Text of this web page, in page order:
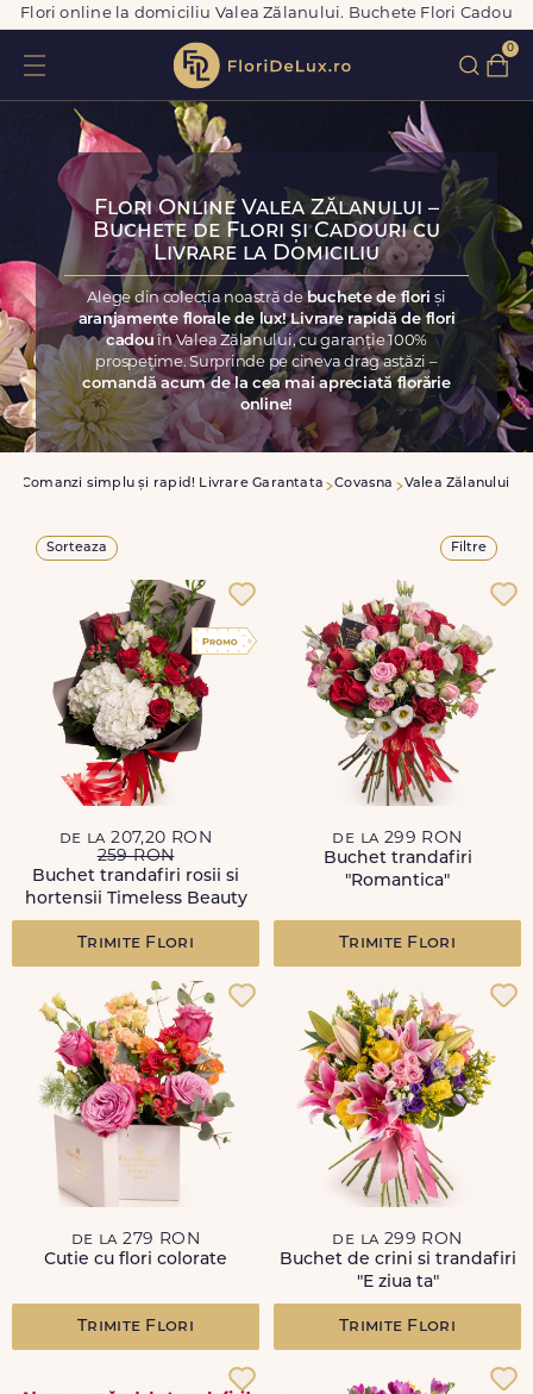
Flori online la domiciliu Valea Zălanului. Buchete Flori Cadou
0
Flori Online Valea Zălanului –
Buchete de Flori și Cadouri cu
Livrare la Domiciliu
Alege din colecția noastră de buchete de floriși
aranjamente florale de lux! Livrare rapidă de flori
cadou în Valea Zălanului, cu garanție 100%
prospețime. Surprinde pe cineva drag astăzi –
comandă acum de la cea mai apreciată florărie
online!
Comanzi simplu și rapid! Livrare Garantata Covasna Valea Zălanului
Sorteaza Filtre
de la 207,20 RON
259 RON
Buchet trandafiri rosii si
hortensii Timeless Beauty
Trimite Flori
de la 299 RON
Buchet trandafiri
"Romantica"
Trimite Flori
de la 279 RON
Cutie cu flori colorate
Trimite Flori
de la 299 RON
Buchet de crini si trandafiri
"E ziua ta"
Trimite Flori